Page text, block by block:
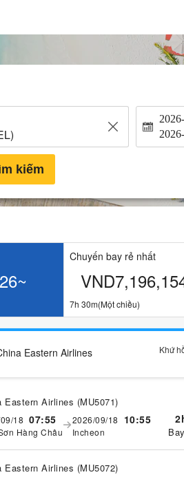
kiếm
Chuyến bay rẻ nhất
7h 30m(Một chiều)
Eastern Airlines
Khứ
Eastern Airlines (MU5071)
18 07:55
Hàng Châu
2026/09/18 10:55
Incheon
Eastern Airlines (MU5072)